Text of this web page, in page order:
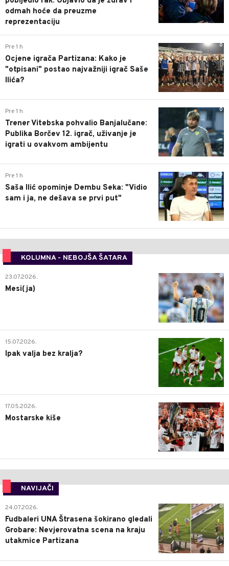
odmah hoće da preuzme
reprezentaciju
0
Pre 1 h
Ocjene igrača Partizana: Kako je
"otpisani" postao najvažniji igrač Saše
Ilića?
0
Pre 1 h
Trener Vitebska pohvalio Banjalučane:
Publika Borčev 12. igrač, uživanje je
igrati u ovakvom ambijentu
0
Pre 1 h
Saša Ilić opominje Dembu Seka: "Vidio
sam i ja, ne dešava se prvi put"
KOLUMNA - NEBOJŠA ŠATARA
0
23.07.2026.
Mesi(ja)
2
15.07.2026.
Ipak valja bez kralja?
0
17.05.2026.
Mostarske kiše
NAVIJAČI
0
24.07.2026.
Fudbaleri UNA Štrasena šokirano gledali
Grobare: Nevjerovatna scena na kraju
utakmice Partizana